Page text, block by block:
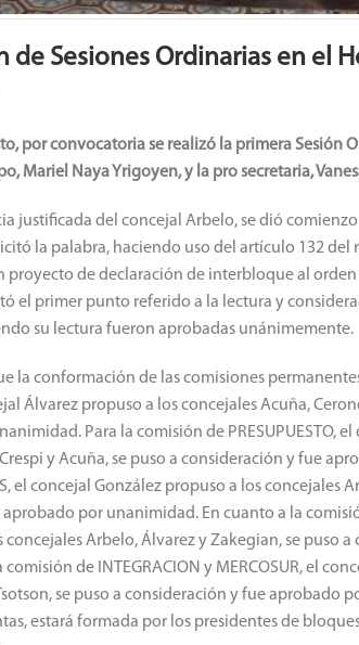
de Sesiones Ordinarias en el
por convocatoria se realizó la primera Sesión
Mariel Naya Yrigoyen, y la pro secretaria,
justificada del concejal Arbelo, se dió
la palabra, haciendo uso del artículo 132
proyecto de declaración de interbloque al
el primer punto referido a la lectura y
su lectura fueron aprobadas unánimemente.
la conformación de las comisiones
Álvarez propuso a los concejales Acuña,
Para la comisión de PRESUPUESTO,
y Acuña, se puso a consideración y fue
el concejal González propuso a los concejales
por unanimidad. En cuanto a la
concejales Arbelo, Álvarez y Zakegian, se puso
de INTEGRACION y MERCOSUR, el
se puso a consideración y fue aprobado
estará formada por los presidentes de